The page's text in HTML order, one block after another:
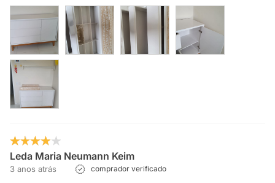
Leda Maria Neumann Keim
3 anos atrás comprador verificado